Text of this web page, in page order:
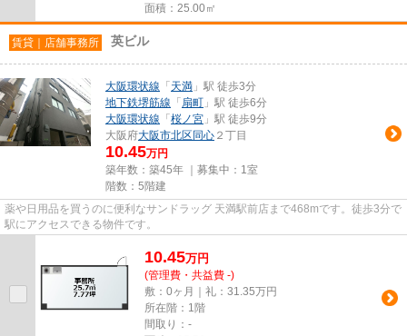
面積：25.00㎡
賃貸｜店舗事務所 英ビル
大阪環状線 「 天満 」駅 徒歩3分
地下鉄堺筋線 「 扇町 」駅 徒歩6分
大阪環状線 「 桜ノ宮 」駅 徒歩9分
大阪府大阪市北区 同心 ２丁目
10.45万円
築年数：築45年 ｜募集中： 1室
階数：5階建
薬や日用品を買うのに便利なサンドラッグ 天満駅前店まで468mです。徒歩3分で
駅にアクセスできる物件です。
10.45万円
(管理費・共益費 -)
敷：0ヶ月｜礼：31.35万円
所在階：1階
間取り：-